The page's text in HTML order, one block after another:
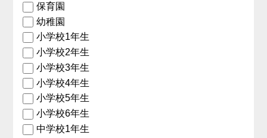
保育園
幼稚園
小学校1年生
小学校2年生
小学校3年生
小学校4年生
小学校5年生
小学校6年生
中学校1年生